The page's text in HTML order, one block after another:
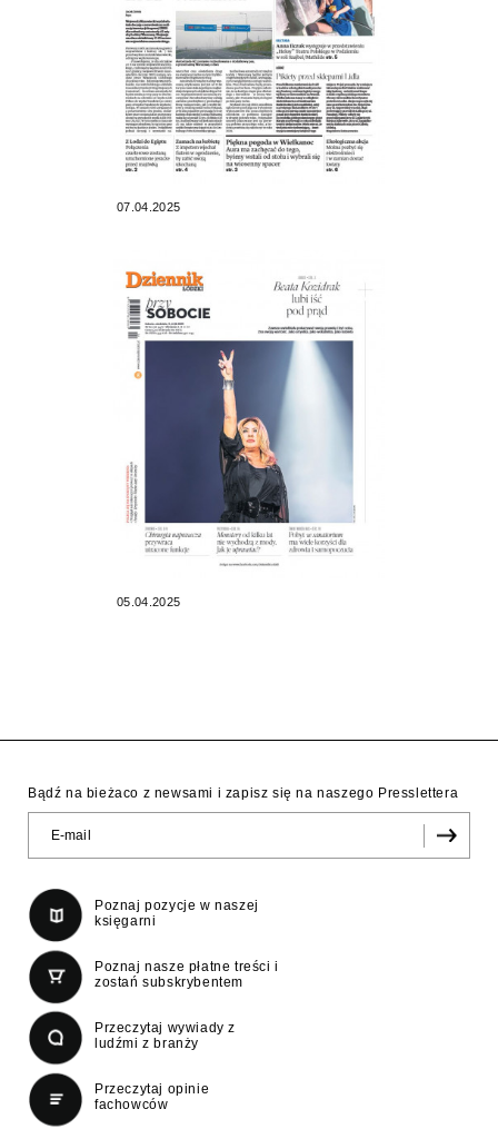
07.04.2025
05.04.2025
Bądź na bieżaco z newsami i zapisz się na naszego Presslettera
Poznaj pozycje w naszej
księgarni
Poznaj nasze płatne treści i
zostań subskrybentem
Przeczytaj wywiady z
ludźmi z branży
Przeczytaj opinie
fachowców